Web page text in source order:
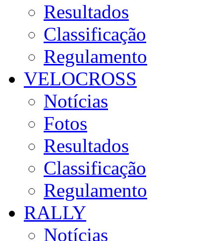
Resultados
Classificação
Regulamento
VELOCROSS
Notícias
Fotos
Resultados
Classificação
Regulamento
RALLY
Notícias